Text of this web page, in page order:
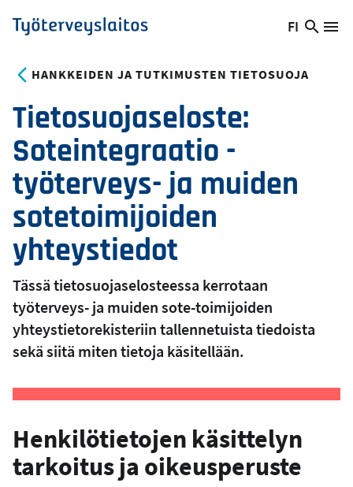
Hyppää
pääsisältöön
Työterveyslaitos
Vaihda
nykyinen
kieli:
FI
Hae
HANKKEIDEN JA TUTKIMUSTEN TIETOSUOJA
Tietosuojaseloste:
Soteintegraatio -
työterveys- ja muiden
sotetoimijoiden
yhteystiedot
Tässä tietosuojaselosteessa kerrotaan
työterveys- ja muiden sote-toimijoiden
yhteystietorekisteriin tallennetuista tiedoista
sekä siitä miten tietoja käsitellään.
Henkilötietojen käsittelyn
tarkoitus ja oikeusperuste